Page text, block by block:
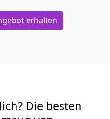
erhalten
Die besten